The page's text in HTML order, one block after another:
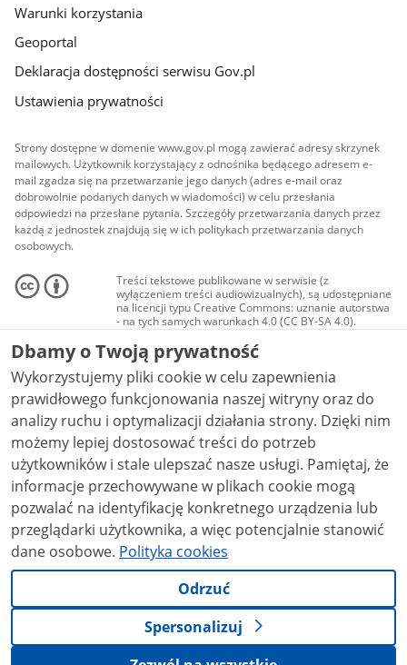
Warunki korzystania
Geoportal
Deklaracja dostępności serwisu Gov.pl
Ustawienia prywatności
Strony dostępne w domenie www.gov.pl mogą zawierać adresy skrzynek
mailowych. Użytkownik korzystający z odnośnika będącego adresem e-
mail zgadza się na przetwarzanie jego danych (adres e-mail oraz
dobrowolnie podanych danych w wiadomości) w celu przesłania
odpowiedzi na przesłane pytania. Szczegóły przetwarzania danych przez
każdą z jednostek znajdują się w ich politykach przetwarzania danych
osobowych.
Treści tekstowe publikowane w serwisie (z
wyłączeniem treści audiowizualnych), są udostępniane
na licencji typu Creative Commons: uznanie autorstwa
- na tych samych warunkach 4.0 (CC BY-SA 4.0).
Materiały audiowizualne, w tym zdjęcia, materiały
audio i wideo, są udostępniane na licencji typu
Creative Commons: uznanie autorstwa użycie
niekomercyjne - bez utworów zależnych 4.0 (CC BY-
NC-ND 4.0), o ile nie jest to stwierdzone inaczej.
Dbamy o Twoją prywatność
Wykorzystujemy pliki cookie w celu zapewnienia
prawidłowego funkcjonowania naszej witryny oraz do
analizy ruchu i optymalizacji działania strony. Dzięki nim
możemy lepiej dostosować treści do potrzeb
użytkowników i stale ulepszać nasze usługi. Pamiętaj, że
informacje przechowywane w plikach cookie mogą
pozwalać na identyfikację konkretnego urządzenia lub
przeglądarki użytkownika, a więc potencjalnie stanowić
dane osobowe. Polityka cookies
Odrzuć
Spersonalizuj